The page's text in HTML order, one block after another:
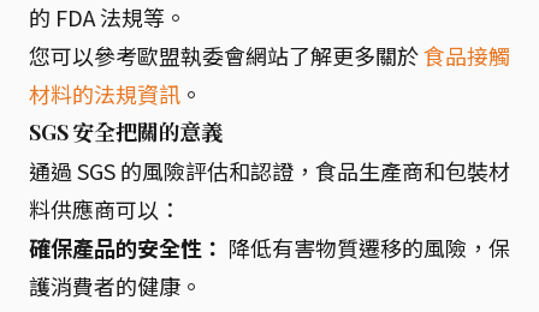
的 FDA 法規等。
您可以參考歐盟執委會網站了解更多關於食品接觸
材料的法規資訊 。
SGS 安全把關的意義
通過 SGS 的風險評估和認證，食品生產商和包裝材
料供應商可以：
確保產品的安全性： 降低有害物質遷移的風險，保
護消費者的健康。